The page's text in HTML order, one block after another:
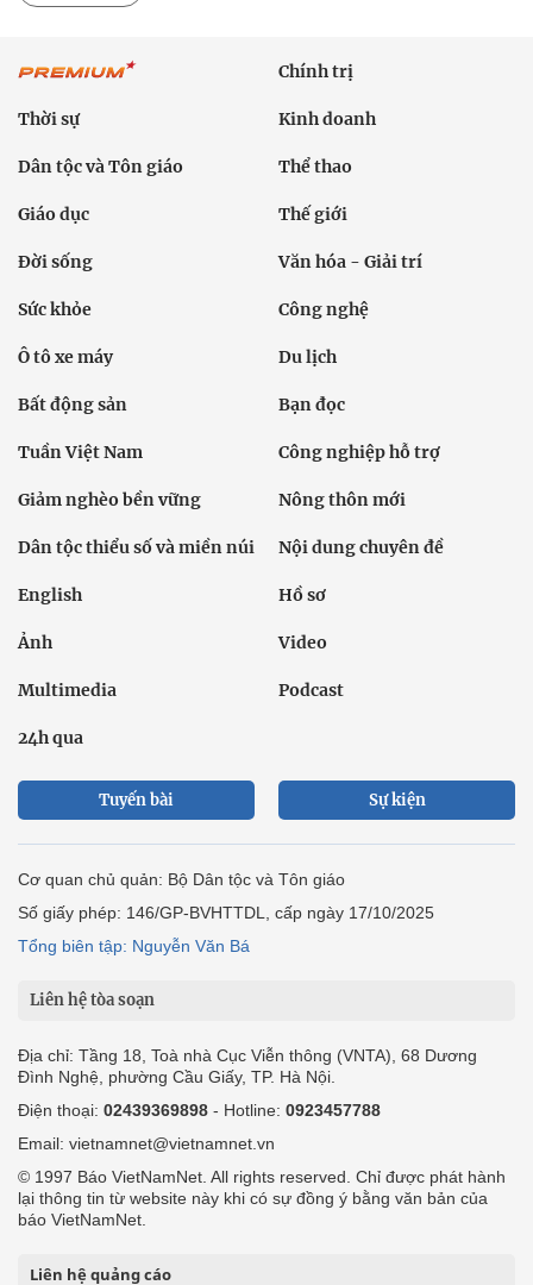
Chính trị
Thời sự Kinh doanh
Dân tộc và Tôn giáo Thể thao
Giáo dục Thế giới
Đời sống Văn hóa - Giải trí
Sức khỏe Công nghệ
Ô tô xe máy Du lịch
Bất động sản Bạn đọc
Tuần Việt Nam Công nghiệp hỗ trợ
Giảm nghèo bền vững Nông thôn mới
Dân tộc thiểu số và miền núi Nội dung chuyên đề
English Hồ sơ
Ảnh Video
Multimedia Podcast
24h qua
Tuyến bài Sự kiện
Cơ quan chủ quản: Bộ Dân tộc và Tôn giáo
Số giấy phép: 146/GP-BVHTTDL, cấp ngày 17/10/2025
Tổng biên tập: Nguyễn Văn Bá
Liên hệ tòa soạn
Địa chỉ: Tầng 18, Toà nhà Cục Viễn thông (VNTA), 68 Dương
Đình Nghệ, phường Cầu Giấy, TP. Hà Nội.
Điện thoại: 02439369898 - Hotline: 0923457788
Email: vietnamnet@vietnamnet.vn
© 1997 Báo VietNamNet. All rights reserved. Chỉ được phát hành
lại thông tin từ website này khi có sự đồng ý bằng văn bản của
báo VietNamNet.
Liên hệ quảng cáo